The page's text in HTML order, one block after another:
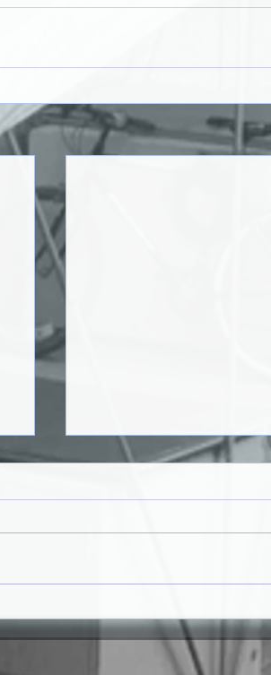
𝟮𝟬𝟮𝟲 | 𝗣𝗔𝗟𝗘𝗦𝗧𝗥𝗔
𝗜𝗡𝗖𝗘𝗡𝗧𝗜𝗩𝗔 𝗝𝗢𝗩𝗘𝗡𝗦 À
𝗖𝗜𝗗𝗔𝗗𝗔𝗡𝗜𝗔 𝗔𝗧𝗜𝗩𝗔 𝗘